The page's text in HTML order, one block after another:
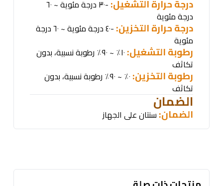
درجة حرارة التشغيل:
-٣٠ درجة مئوية ~ ٦٠
درجة مئوية
درجة حرارة التخزين:
-٤٠ درجة مئوية ~ ٦٠ درجة
مئوية
رطوبة التشغيل:
١٠٪ ~ ٩٠٪ رطوبة نسبية، بدون
تكاثف
رطوبة التخزين:
٠٪ ~ ٩٠٪ رطوبة نسبية، بدون
تكاثف
الضمان
الضمان:سنتان على الجهاز